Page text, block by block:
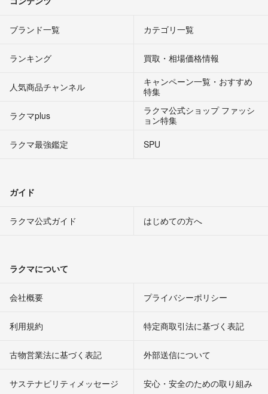
ブランド一覧 カテゴリ一覧
ランキング 買取・相場価格情報
人気商品チャンネル
キャンペーン一覧・おすすめ
特集
ラクマplus
ラクマ公式ショップ ファッシ
ョン特集
ラクマ最強鑑定
SPU
ガイド
ラクマ公式ガイド はじめての方へ
ラクマについて
会社概要 プライバシーポリシー
利用規約 特定商取引法に基づく表記
古物営業法に基づく表記 外部送信について
サステナビリティメッセージ 安心・安全のための取り組み